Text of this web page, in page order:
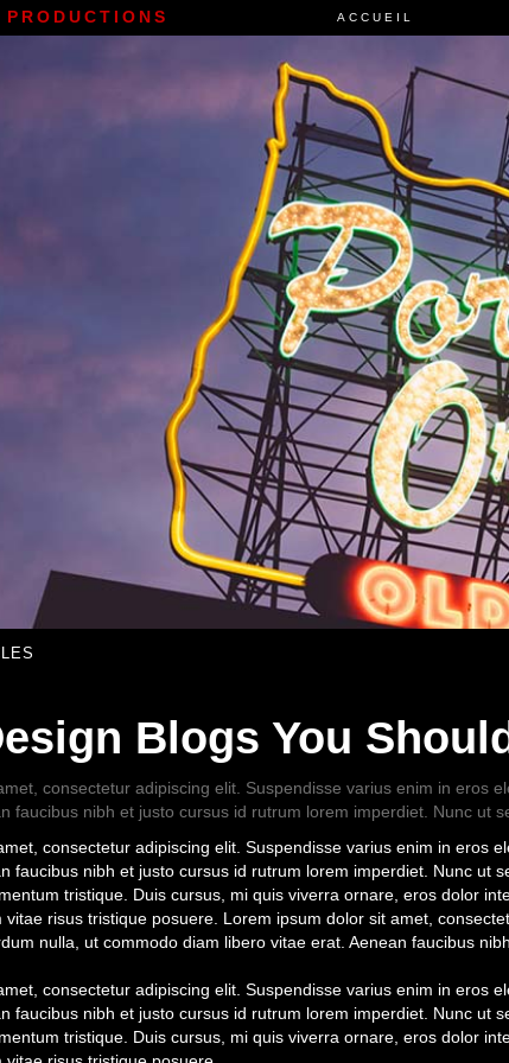
ACCUEIL
Blogs You
consectetur adipiscing elit. Suspendisse varius enim in
faucibus nibh et justo cursus id rutrum lorem imperdiet. Nunc ut
consectetur adipiscing elit. Suspendisse varius enim in
faucibus nibh et justo cursus id rutrum lorem imperdiet. Nunc
tristique. Duis cursus, mi quis viverra ornare, eros dolor
vitae risus tristique posuere. Lorem ipsum dolor sit amet,
nulla, ut commodo diam libero vitae erat. Aenean faucibus
consectetur adipiscing elit. Suspendisse varius enim in
faucibus nibh et justo cursus id rutrum lorem imperdiet. Nunc
tristique. Duis cursus, mi quis viverra ornare, eros dolor